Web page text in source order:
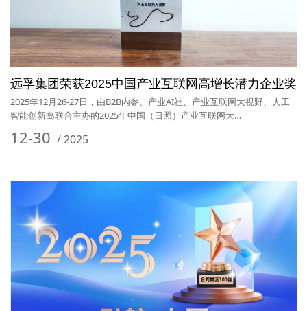
远孚集团荣获2025中国产业互联网高增长潜力企业奖
2025年12月26-27日，由B2B内参、产业AI社、产业互联网大视野、人工
智能创新岛联合主办的2025年中国（日照）产业互联网大…
12-30 /2025